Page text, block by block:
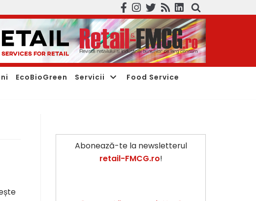
EcoBioGreen Servicii
Food Service
Abonează-te la newsletterul
retail-FMCG.ro!